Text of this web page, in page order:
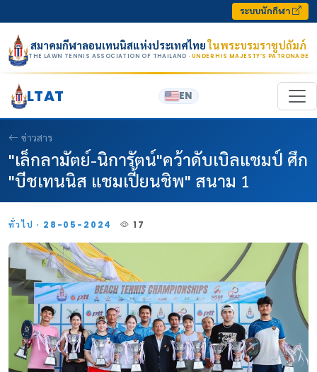
ระบบนักกีฬา
สมาคมกีฬาลอนเทนนิสแห่งประเทศไทยในพระบรมราชูปถัมภ์
THE LAWN TENNIS ASSOCIATION OF THAILAND · UNDER HIS MAJESTY’S PATRONAGE
LTAT EN
ข่าวสาร
"เล็กลามัตย์-นิการัตน์"คว้าดับเบิลแชมป์ ศึก
"บีชเทนนิส แชมเปี้ยนชิพ" สนาม 1
ทั่วไป · 28-05-2024 17